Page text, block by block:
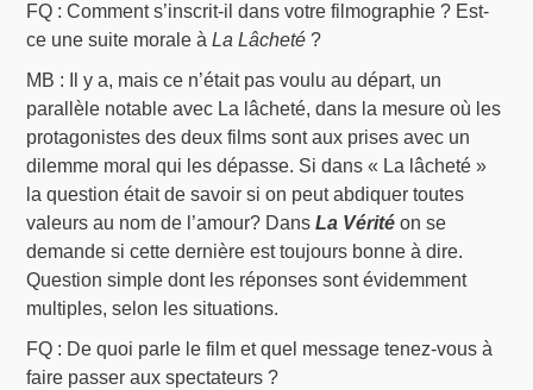
FQ : Comment s’inscrit-il dans votre filmographie ? Est-
ce une suite morale àLa Lâcheté ?
MB : Il y a, mais ce n’était pas voulu au départ, un
parallèle notable avec La lâcheté, dans la mesure où les
protagonistes des deux films sont aux prises avec un
dilemme moral qui les dépasse. Si dans « La lâcheté »
la question était de savoir si on peut abdiquer toutes
valeurs au nom de l’amour? DansLa Vérité on se
demande si cette dernière est toujours bonne à dire.
Question simple dont les réponses sont évidemment
multiples, selon les situations.
FQ : De quoi parle le film et quel message tenez-vous à
faire passer aux spectateurs ?